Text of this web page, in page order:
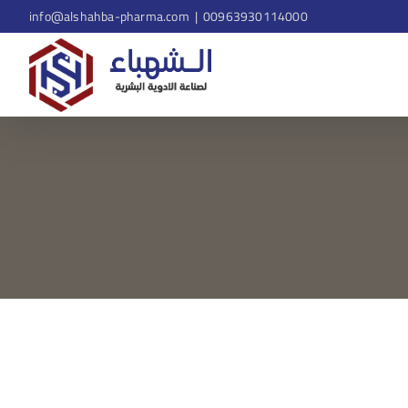
00963930114000
|
info@alshahba-pharma.com